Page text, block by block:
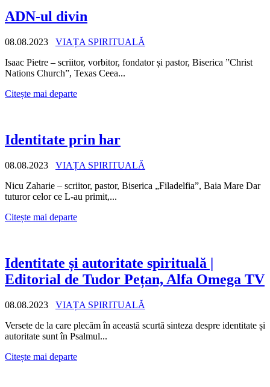
ADN-ul divin
08.08.2023
VIAȚA SPIRITUALĂ
Isaac Pietre – scriitor, vorbitor, fondator și pastor, Biserica ”Christ
Nations Church”, Texas Ceea...
Citește mai departe
Identitate prin har
08.08.2023
VIAȚA SPIRITUALĂ
Nicu Zaharie – scriitor, pastor, Biserica „Filadelfia”, Baia Mare Dar
tuturor celor ce L-au primit,...
Citește mai departe
Identitate și autoritate spirituală |
Editorial de Tudor Pețan, Alfa Omega TV
08.08.2023
VIAȚA SPIRITUALĂ
Versete de la care plecăm în această scurtă sinteza despre identitate și
autoritate sunt în Psalmul...
Citește mai departe